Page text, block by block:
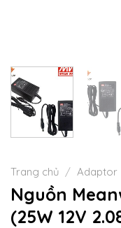
Trang chủ / Adaptor
Nguồn
(25W 12V